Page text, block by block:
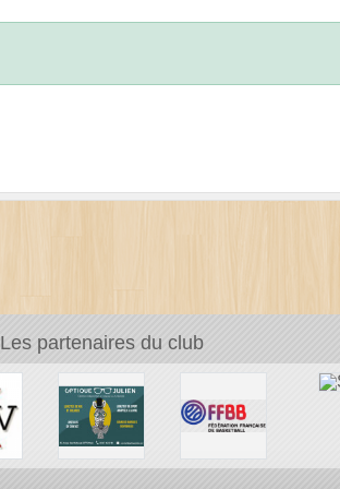
Les partenaires du club